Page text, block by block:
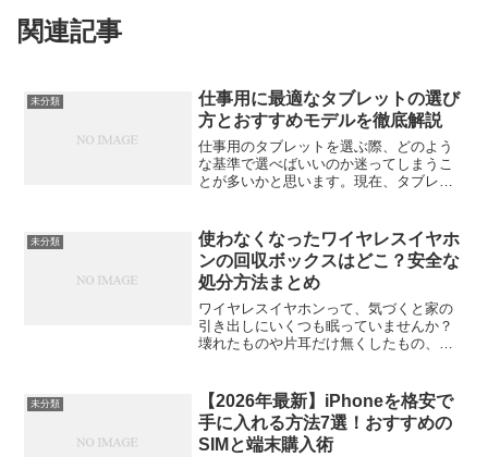
関連記事
未分類
仕事用に最適なタブレットの選び
方とおすすめモデルを徹底解説
仕事用のタブレットを選ぶ際、どのよう
な基準で選べばいいのか迷ってしまうこ
とが多いかと思います。現在、タブレッ
で活躍します。そこで今回は、「仕事用
に最適なタブレットの選...
未分類
使わなくなったワイヤレスイヤホ
ンの回収ボックスはどこ？安全な
処分方法まとめ
ワイヤレスイヤホンって、気づくと家の
引き出しにいくつも眠っていませんか？
壊れたものや片耳だけ無くしたもの、買
すが、実はそれ、NGな処分方法なんで
す。この記事では、使わな...
未分類
【2026年最新】iPhoneを格安で
手に入れる方法7選！おすすめの
SIMと端末購入術